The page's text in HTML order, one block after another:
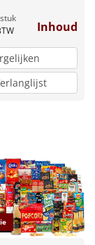
Inhoud